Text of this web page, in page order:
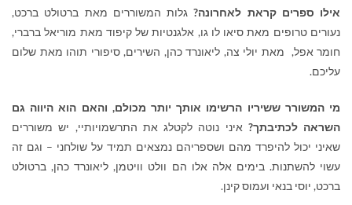
אילו ספרים קראת לאחרונה?גלות המשוררים מאת ברטולט ברכט,
נעורים טרופים מאת סיאו לו גו, אלגנטיות של קיפוד מאת מוריאל ברברי,
חומר אפל, מאת יולי צה, ליאונרד כהן, השירים, סיפורי תוהו מאת שלום
עליכם.
מי המשורר ששיריו הרשימו אותך יותר מכולם, והאם הוא היווה גם
השראה לכתיבתך? איני נוטה לקטלג את התרשמויותיי, יש משוררים
שאיני יכול להיפרד מהם ושספריהם נמצאים תמיד על שולחני – וגם זה
עשוי להשתנות. בימים אלה אלו הם וולט וויטמן, ליאונרד כהן, ברטולט
ברכט, יוסי בנאי ועמוס קינן.